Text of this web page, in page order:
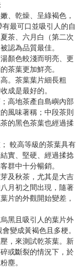
、乾燥、呈綠褐色，
最可口並吸引人的自
茶、六月白（第二次
認為品質最佳。
顏色較淺而明亮、更
茶葉更加鮮亮。
。茶葉葉片細長粗
成是最好的。
高地茶產自島嶼內部
風味著稱；中段茶則
的黑色茶葉也經過揉
較高等級的茶葉具有
實、堅硬、經過揉捻
群中十分暢銷。
及秋茶，尤其是大吉
月初之間出現，隨著
片的外觀開始變差，
黑且吸引人的葉片外
變成黃褐色且多梗。
，來測試乾茶葉。新
或斷裂的情況下，於
塵。